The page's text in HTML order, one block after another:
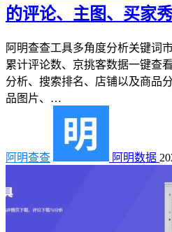
的评论、主图、买家
阿明查查工具多角度分析关键词
累计评论数、京挑客数据一键查
分析、搜索排名、店铺以及商品
品图片、…
阿明查查 阿明数据